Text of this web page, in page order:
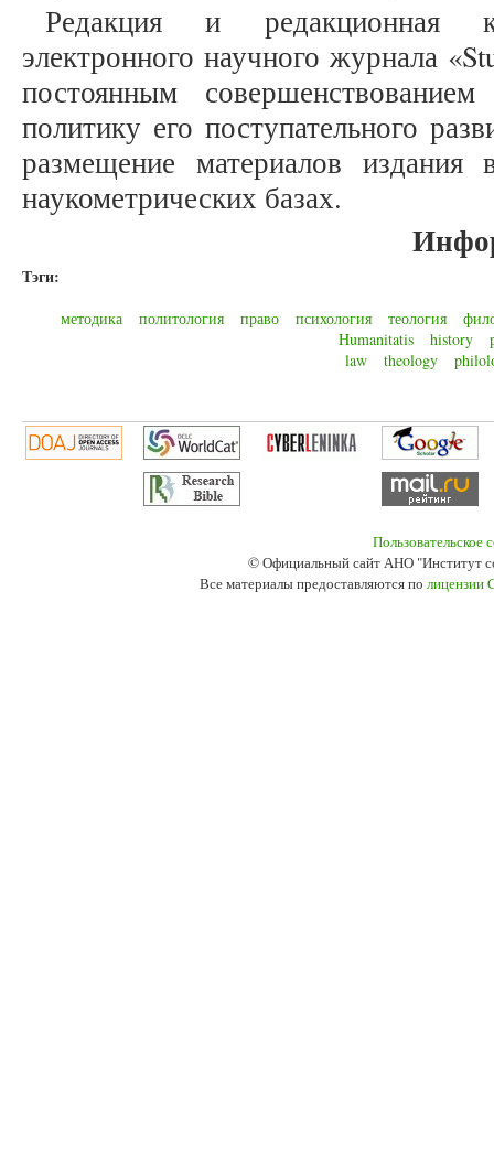
Редакция и редакционная
электронного научного журнала
постоянным
политику его поступательного
размещение материалов
наукометрических базах.
Тэги:
методика политология право психология теология
Humanitatis
history
law
theology
Пользовательское
© Официальный сайт АНО "Институт
Все материалы предоставляются по лицензии